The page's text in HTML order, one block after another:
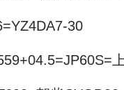
30